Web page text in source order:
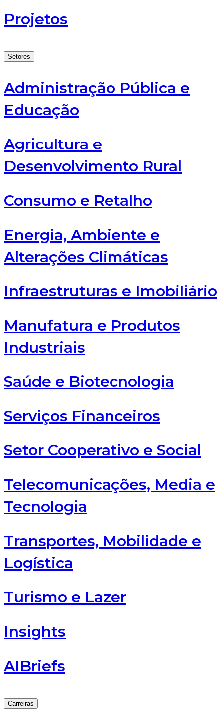
Projetos
Setores
Administração Pública e
Educação
Agricultura e
Desenvolvimento Rural
Consumo e Retalho
Energia, Ambiente e
Alterações Climáticas
Infraestruturas e Imobiliário
Manufatura e Produtos
Industriais
Saúde e Biotecnologia
Serviços Financeiros
Setor Cooperativo e Social
Telecomunicações, Media e
Tecnologia
Transportes, Mobilidade e
Logística
Turismo e Lazer
Insights
AIBriefs
Carreiras